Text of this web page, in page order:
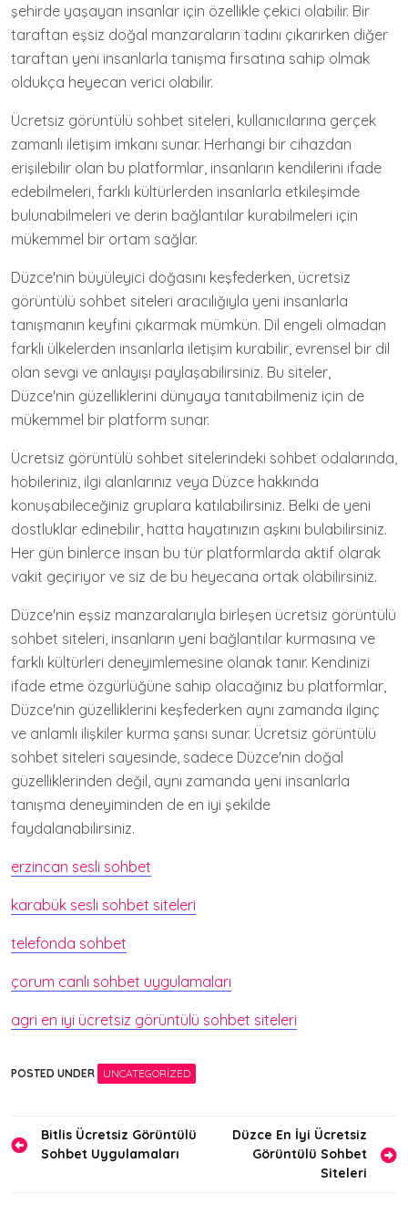
şehirde yaşayan insanlar için özellikle çekici olabilir. Bir
taraftan eşsiz doğal manzaraların tadını çıkarırken diğer
taraftan yeni insanlarla tanışma fırsatına sahip olmak
oldukça heyecan verici olabilir.
Ücretsiz görüntülü sohbet siteleri, kullanıcılarına gerçek
zamanlı iletişim imkanı sunar. Herhangi bir cihazdan
erişilebilir olan bu platformlar, insanların kendilerini ifade
edebilmeleri, farklı kültürlerden insanlarla etkileşimde
bulunabilmeleri ve derin bağlantılar kurabilmeleri için
mükemmel bir ortam sağlar.
Düzce'nin büyüleyici doğasını keşfederken, ücretsiz
görüntülü sohbet siteleri aracılığıyla yeni insanlarla
tanışmanın keyfini çıkarmak mümkün. Dil engeli olmadan
farklı ülkelerden insanlarla iletişim kurabilir, evrensel bir dil
olan sevgi ve anlayışı paylaşabilirsiniz. Bu siteler,
Düzce'nin güzelliklerini dünyaya tanıtabilmeniz için de
mükemmel bir platform sunar.
Ücretsiz görüntülü sohbet sitelerindeki sohbet odalarında,
hobileriniz, ilgi alanlarınız veya Düzce hakkında
konuşabileceğiniz gruplara katılabilirsiniz. Belki de yeni
dostluklar edinebilir, hatta hayatınızın aşkını bulabilirsiniz.
Her gün binlerce insan bu tür platformlarda aktif olarak
vakit geçiriyor ve siz de bu heyecana ortak olabilirsiniz.
Düzce'nin eşsiz manzaralarıyla birleşen ücretsiz görüntülü
sohbet siteleri, insanların yeni bağlantılar kurmasına ve
farklı kültürleri deneyimlemesine olanak tanır. Kendinizi
ifade etme özgürlüğüne sahip olacağınız bu platformlar,
Düzce'nin güzelliklerini keşfederken aynı zamanda ilginç
ve anlamlı ilişkiler kurma şansı sunar. Ücretsiz görüntülü
sohbet siteleri sayesinde, sadece Düzce'nin doğal
güzelliklerinden değil, aynı zamanda yeni insanlarla
tanışma deneyiminden de en iyi şekilde
faydalanabilirsiniz.
erzincan sesli sohbet
karabük sesli sohbet siteleri
telefonda sohbet
çorum canlı sohbet uygulamaları
agri en iyi ücretsiz görüntülü sohbet siteleri
POSTED UNDER UNCATEGORIZED
Yazı
gezinmesi
Bitlis Ücretsiz Görüntülü
Sohbet Uygulamaları
Düzce En İyi Ücretsiz
Görüntülü Sohbet
Siteleri